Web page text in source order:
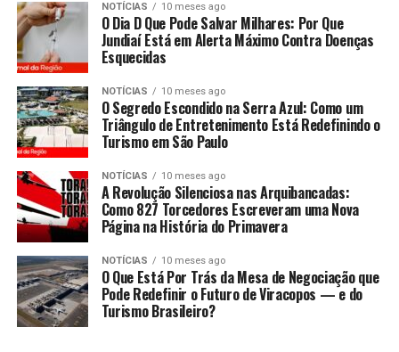
NOTÍCIAS 10 meses ago
O Dia D Que Pode Salvar Milhares: Por Que
Jundiaí Está em Alerta Máximo Contra Doenças
Esquecidas
NOTÍCIAS 10 meses ago
O Segredo Escondido na Serra Azul: Como um
Triângulo de Entretenimento Está Redefinindo o
Turismo em São Paulo
NOTÍCIAS 10 meses ago
A Revolução Silenciosa nas Arquibancadas:
Como 827 Torcedores Escreveram uma Nova
Página na História do Primavera
NOTÍCIAS 10 meses ago
O Que Está Por Trás da Mesa de Negociação que
Pode Redefinir o Futuro de Viracopos — e do
Turismo Brasileiro?